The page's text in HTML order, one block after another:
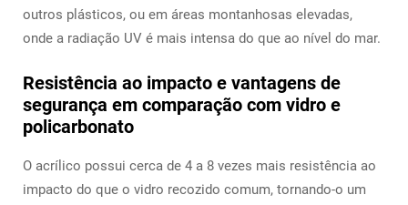
outros plásticos, ou em áreas montanhosas elevadas,
onde a radiação UV é mais intensa do que ao nível do mar.
Resistência ao impacto e vantagens de
segurança em comparação com vidro e
policarbonato
O acrílico possui cerca de 4 a 8 vezes mais resistência ao
impacto do que o vidro recozido comum, tornando-o um